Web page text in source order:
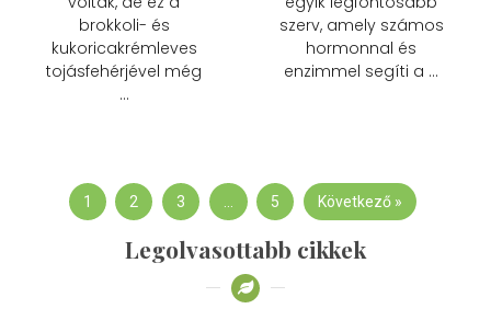
brokkoli- és
kukoricakrémleves
tojásfehérjével még
…
szerv, amely számos
hormonnal és
enzimmel segíti a …
1 2 3 … 5 Következő »
Legolvasottabb cikkek